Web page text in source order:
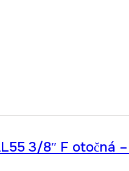
3/8″ F otočná